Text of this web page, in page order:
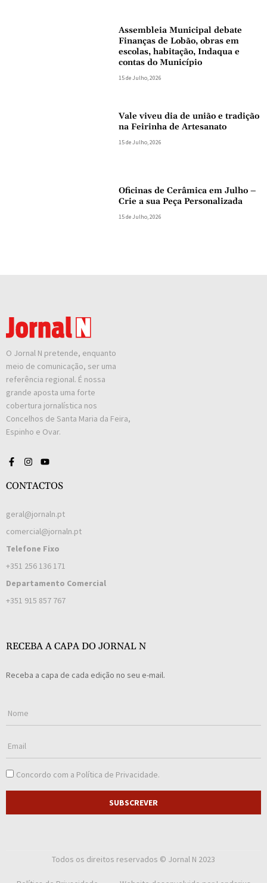
Assembleia Municipal debate
Finanças de Lobão, obras em
escolas, habitação, Indaqua e
contas do Município
15 de Julho, 2026
Vale viveu dia de união e tradição
na Feirinha de Artesanato
15 de Julho, 2026
Oficinas de Cerâmica em Julho –
Crie a sua Peça Personalizada
15 de Julho, 2026
O Jornal N pretende, enquanto
meio de comunicação, ser uma
referência regional. É nossa
grande aposta uma forte
cobertura jornalística nos
Concelhos de Santa Maria da Feira,
Espinho e Ovar.
CONTACTOS
geral@jornaln.pt
comercial@jornaln.pt
Telefone Fixo
+351 256 136 171
Departamento Comercial
+351 915 857 767
RECEBA A CAPA DO JORNAL N
Receba a capa de cada edição no seu e-mail.
Concordo com a Política de Privacidade.
SUBSCREVER
Todos os direitos reservados © Jornal N 2023